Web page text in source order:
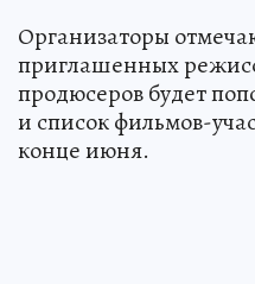
Организаторы
приглашенных
продюсеров будет
и список фильмов-
конце июня.